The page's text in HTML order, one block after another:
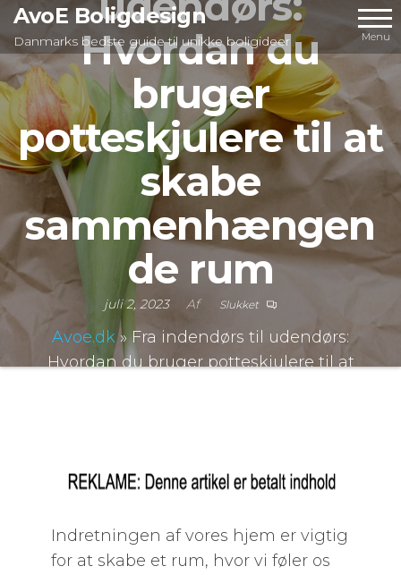
Videre
til
indhold
AvoE Boligdesign
Danmarks bedste guide til unikke boligideer Menu
Hvordan du
bruger
potteskjulere til at
skabe
sammenhængen
de rum
juli 2, 2023 Af Slukket
Avoe.dk»Fra indendørs til udendørs:
Hvordan du bruger potteskjulere til at
Indretningen af vores hjem er vigtig
for at skabe et rum, hvor vi føler os